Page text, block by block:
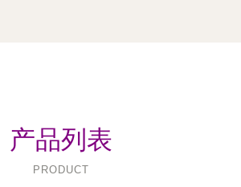
产品列表
PRODUCT